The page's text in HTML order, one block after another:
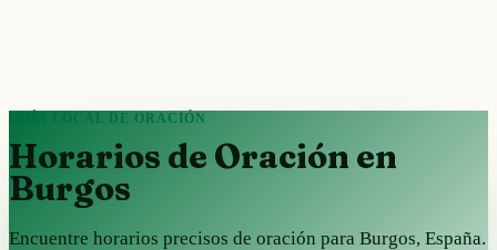
GUÍA LOCAL DE ORACIÓN
Horarios de Oración en
Burgos
Encuentre horarios precisos de oración para Burgos, España.